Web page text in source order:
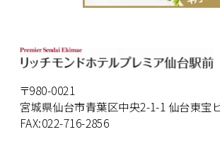
〒980-0021
宮城県仙台市青葉区中央2-1-1 仙台東宝
FAX:022-716-2856